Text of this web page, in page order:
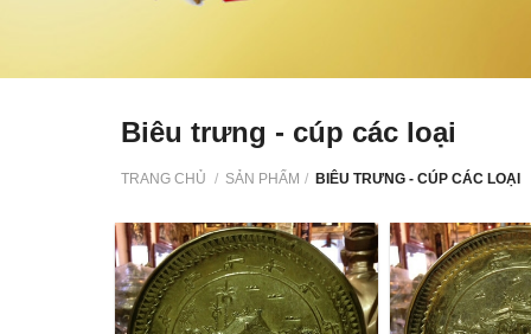
Biêu trưng - cúp các loại
TRANG CHỦ / SẢN PHẨM / BIÊU TRƯNG - CÚP CÁC LOẠI